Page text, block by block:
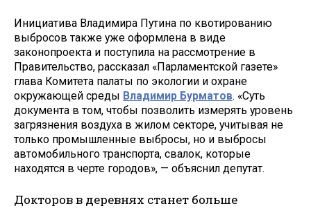
Инициатива Владимира Путина по квотированию
выбросов также уже оформлена в виде
законопроекта и поступила на рассмотрение в
Правительство, рассказал «Парламентской газете»
глава Комитета палаты по экологии и охране
окружающей среды Владимир Бурматов. «Суть
документа в том, чтобы позволить измерять уровень
загрязнения воздуха в жилом секторе, учитывая не
только промышленные выбросы, но и выбросы
автомобильного транспорта, свалок, которые
находятся в черте городов», — объяснил депутат.
Докторов в деревнях станет больше